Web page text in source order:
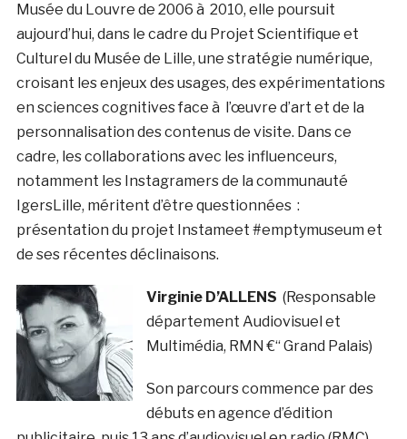
Musée du Louvre de 2006 à 2010, elle poursuit
aujourd’hui, dans le cadre du Projet Scientifique et
Culturel du Musée de Lille, une stratégie numérique,
croisant les enjeux des usages, des expérimentations
en sciences cognitives face à l’œuvre d’art et de la
personnalisation des contenus de visite. Dans ce
cadre, les collaborations avec les influenceurs,
notamment les Instagramers de la communauté
IgersLille, méritent d’être questionnées :
présentation du projet Instameet #emptymuseum et
de ses récentes déclinaisons.
Virginie D’ALLENS (Responsable
département Audiovisuel et
Multimédia, RMN €“ Grand Palais)
Son parcours commence par des
débuts en agence d’édition